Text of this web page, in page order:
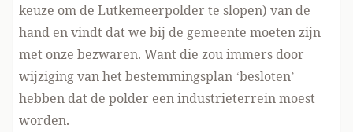
keuze om de Lutkemeerpolder te slopen) van de
hand en vindt dat we bij de gemeente moeten zijn
met onze bezwaren. Want die zou immers door
wijziging van het bestemmingsplan ‘besloten’
hebben dat de polder een industrieterrein moest
worden.